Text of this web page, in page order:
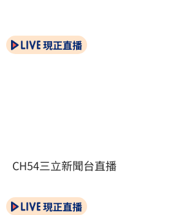
現正直播
CH54三立新聞台直播
現正直播